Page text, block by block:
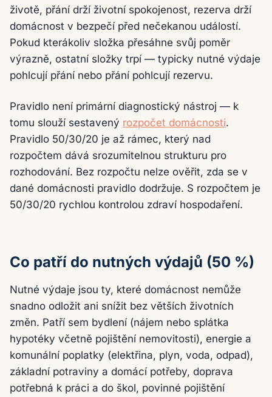
životě, přání drží životní spokojenost, rezerva drží
domácnost v bezpečí před nečekanou událostí.
Pokud kterákoliv složka přesáhne svůj poměr
výrazně, ostatní složky trpí — typicky nutné výdaje
pohlcují přání nebo přání pohlcují rezervu.
Pravidlo není primární diagnostický nástroj — k
tomu slouží sestavený rozpočet domácnosti.
Pravidlo 50/30/20 je až rámec, který nad
rozpočtem dává srozumitelnou strukturu pro
rozhodování. Bez rozpočtu nelze ověřit, zda se v
dané domácnosti pravidlo dodržuje. S rozpočtem je
50/30/20 rychlou kontrolou zdraví hospodaření.
Co patří do nutných výdajů (50 %)
Nutné výdaje jsou ty, které domácnost nemůže
snadno odložit ani snížit bez větších životních
změn. Patří sem bydlení (nájem nebo splátka
hypotéky včetně pojištění nemovitosti), energie a
komunální poplatky (elektřina, plyn, voda, odpad),
základní potraviny a domácí potřeby, doprava
potřebná k práci a do škol, povinné pojištění